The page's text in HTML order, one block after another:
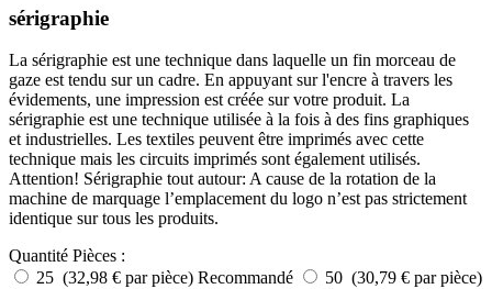
sérigraphie
La sérigraphie est une technique dans laquelle un fin morceau de
gaze est tendu sur un cadre. En appuyant sur l'encre à travers les
évidements, une impression est créée sur votre produit. La
sérigraphie est une technique utilisée à la fois à des fins graphiques
et industrielles. Les textiles peuvent être imprimés avec cette
technique mais les circuits imprimés sont également utilisés.
Attention! Sérigraphie tout autour: A cause de la rotation de la
machine de marquage l’emplacement du logo n’est pas strictement
identique sur tous les produits.
Quantité Pièces :
25 (32,98 € par pièce) Recommandé
50 (30,79 € par pièce)